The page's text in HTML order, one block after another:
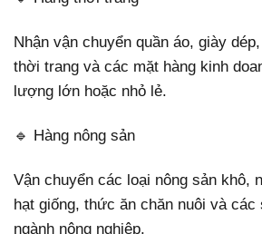
Nhận vận chuyển quần áo, giày
thời trang và các mặt hàng kinh
lượng lớn hoặc nhỏ lẻ.
🔹 Hàng nông sản
Vận chuyển các loại nông sản khô,
hạt giống, thức ăn chăn nuôi và các
ngành nông nghiệp.